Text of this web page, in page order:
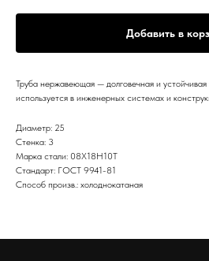
Добавить в
Труба нержавеющая — долговечная и
используется в инженерных системах и
Диаметр: 25
Стенка: 3
Марка стали: 08Х18Н10Т
Стандарт: ГОСТ 9941-81
Способ произв.: холоднокатаная